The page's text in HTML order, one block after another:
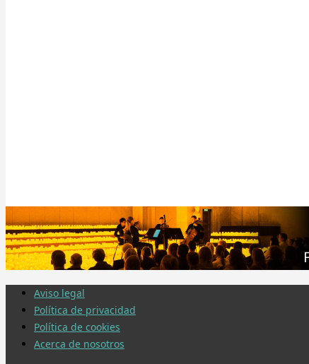
Aviso legal
Política de privacidad
Política de cookies
Acerca de nosotros